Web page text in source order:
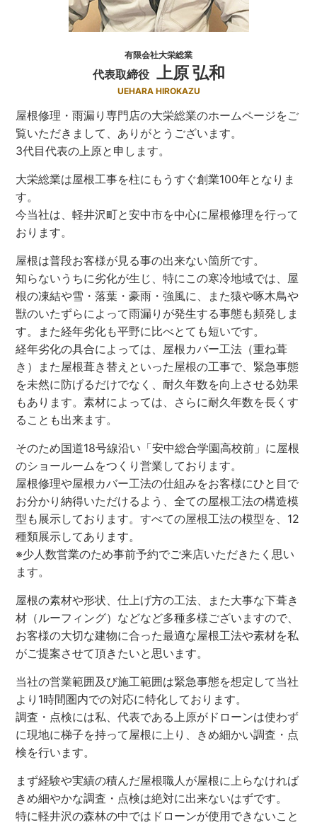
有限会社大栄総業
代表取締役 上原 弘和
UEHARA HIROKAZU
屋根修理・雨漏り専門店の大栄総業のホームページをご
覧いただきまして、ありがとうございます。
3代目代表の上原と申します。
大栄総業は屋根工事を柱にもうすぐ創業100年となりま
す。
今当社は、軽井沢町と安中市を中心に屋根修理を行って
おります。
屋根は普段お客様が見る事の出来ない箇所です。
知らないうちに劣化が生じ、特にこの寒冷地域では、屋
根の凍結や雪・落葉・豪雨・強風に、また猿や啄木鳥や
獣のいたずらによって雨漏りが発生する事態も頻発しま
す。また経年劣化も平野に比べとても短いです。
経年劣化の具合によっては、屋根カバー工法（重ね葺
き）また屋根葺き替えといった屋根の工事で、緊急事態
を未然に防げるだけでなく、耐久年数を向上させる効果
もあります。素材によっては、さらに耐久年数を長くす
ることも出来ます。
そのため国道18号線沿い「安中総合学園高校前」に屋根
のショールームをつくり営業しております。
屋根修理や屋根カバー工法の仕組みをお客様にひと目で
お分かり納得いただけるよう、全ての屋根工法の構造模
型も展示しております。すべての屋根工法の模型を、12
種類展示してあります。
※少人数営業のため事前予約でご来店いただきたく思い
ます。
屋根の素材や形状、仕上げ方の工法、また大事な下葺き
材（ルーフィング）などなど多種多様ございますので、
お客様の大切な建物に合った最適な屋根工法や素材を私
がご提案させて頂きたいと思います。
当社の営業範囲及び施工範囲は緊急事態を想定して当社
より1時間圏内での対応に特化しております。
調査・点検には私、代表である上原がドローンは使わず
に現地に梯子を持って屋根に上り、きめ細かい調査・点
検を行います。
まず経験や実績の積んだ屋根職人が屋根に上らなければ
きめ細やかな調査・点検は絶対に出来ないはずです。
特に軽井沢の森林の中ではドローンが使用できないこと